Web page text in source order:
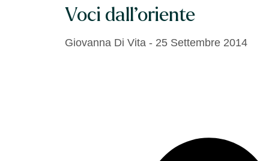
Voci dall’oriente
Giovanna Di Vita 25 Settembre 2014